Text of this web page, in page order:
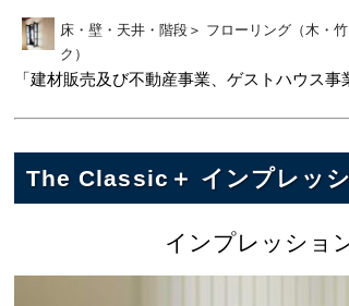
床・壁・天井・階段 ＞ フローリング（木・
ク）
「建材販売及び不動産事業、ゲストハウス
The Classic＋ インプレッ
インプレッショ